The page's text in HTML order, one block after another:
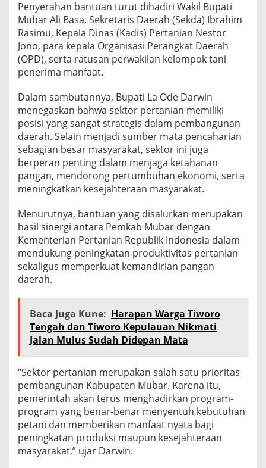
Penyerahan bantuan turut dihadiri Wakil Bupati
Mubar Ali Basa, Sekretaris Daerah (Sekda) Ibrahim
Rasimu, Kepala Dinas (Kadis) Pertanian Nestor
Jono, para kepala Organisasi Perangkat Daerah
(OPD), serta ratusan perwakilan kelompok tani
penerima manfaat.
Dalam sambutannya, Bupati La Ode Darwin
menegaskan bahwa sektor pertanian memiliki
posisi yang sangat strategis dalam pembangunan
daerah. Selain menjadi sumber mata pencaharian
sebagian besar masyarakat, sektor ini juga
berperan penting dalam menjaga ketahanan
pangan, mendorong pertumbuhan ekonomi, serta
meningkatkan kesejahteraan masyarakat.
Menurutnya, bantuan yang disalurkan merupakan
hasil sinergi antara Pemkab Mubar dengan
Kementerian Pertanian Republik Indonesia dalam
mendukung peningkatan produktivitas pertanian
sekaligus memperkuat kemandirian pangan
daerah.
Baca Juga Kune: Harapan Warga Tiworo
Tengah dan Tiworo Kepulauan Nikmati
Jalan Mulus Sudah Didepan Mata
“Sektor pertanian merupakan salah satu prioritas
pembangunan Kabupaten Mubar. Karena itu,
pemerintah akan terus menghadirkan program-
program yang benar-benar menyentuh kebutuhan
petani dan memberikan manfaat nyata bagi
peningkatan produksi maupun kesejahteraan
masyarakat,” ujar Darwin.